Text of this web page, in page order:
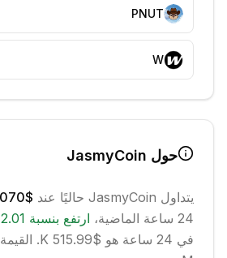
PNUT
W
حول JasmyCoin
يتداول JasmyCoin حاليًا عند $0.004070
24 ساعة الماضية،
ارتفع بنسبة 2.01
في 24 ساعة هو $515.99 K.